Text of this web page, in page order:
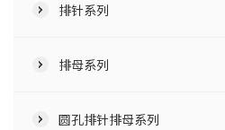
排针系列
排母系列
圆孔排针排母系列